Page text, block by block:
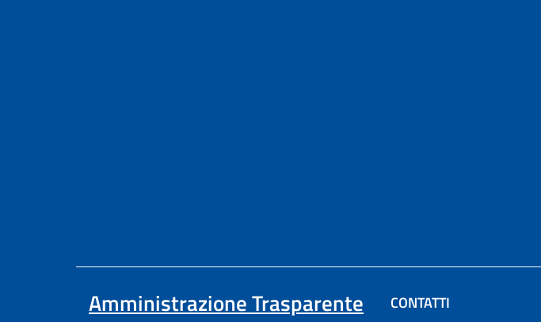
Amministrazione Trasparente
CONTATTI